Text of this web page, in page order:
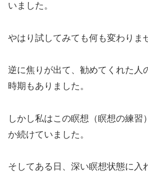
いました。
やはり試してみても何も変わりま
逆に焦りが出て、勧めてくれた人
時期もありました。
しかし私はこの瞑想（瞑想の練習
か続けていました。
そしてある日、深い瞑想状態に入